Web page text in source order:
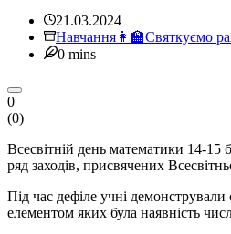
21.03.2024
Навчання👩‍🏫Святкуємо
0 mins
0
(0)
Всесвітній день математики 14-15
ряд заходів, присвячених
Під час дефіле учні демонстрували
елементом яких була наявність